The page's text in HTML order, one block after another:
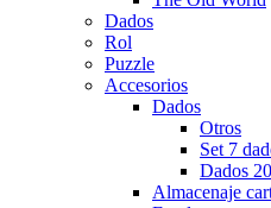
Dados
Rol
Puzzle
Accesorios
Dados
Otros
Set 7
Dados
Almacenaje